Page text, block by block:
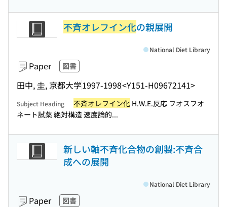
不斉オレフイン化の親展開
Paper 図書
田中, 圭, 京都大学1997-1998<Y151-H09672141>
National Diet Library
Subject Heading 不斉オレフイン化 H.W.E.反応 フオスフオ
ネート試薬 絶対構造 速度論的...
新しい軸不斉化合物の創製:不斉合
成への展開
Paper 図書
National Diet Library